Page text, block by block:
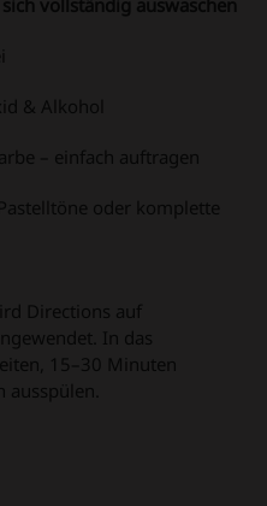
& Alkohol
– einfach auftragen
oder komplette
Directions auf
In das
15–30 Minuten